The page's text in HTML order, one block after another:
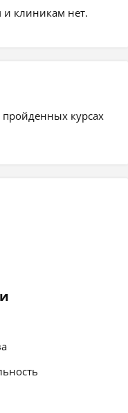
клиникам нет.
курсах